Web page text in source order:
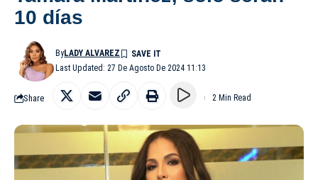
10 días
Last Updated: 27 De Agosto De 2024 11:13
ByLADY ALVAREZ
Share 2 Min Read